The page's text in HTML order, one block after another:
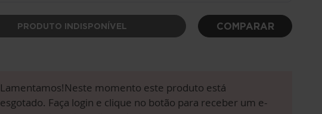
PRODUTO INDISPONÍVEL COMPARAR
Lamentamos!Neste momento este produto está
esgotado. Faça login e clique no botão para receber um e-